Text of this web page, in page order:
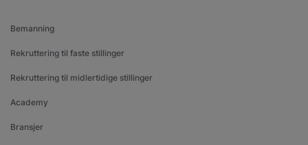
Bemanning
Rekruttering til faste stillinger
Rekruttering til midlertidige stillinger
Academy
Bransjer